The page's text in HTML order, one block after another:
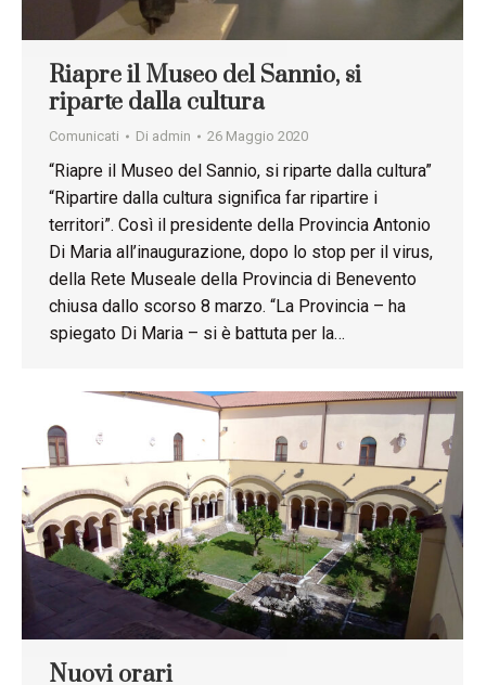
Riapre il Museo del Sannio, si
riparte dalla cultura
Comunicati Di admin 26 Maggio 2020
“Riapre il Museo del Sannio, si riparte dalla cultura”
“Ripartire dalla cultura significa far ripartire i
territori”. Così il presidente della Provincia Antonio
Di Maria all’inaugurazione, dopo lo stop per il virus,
della Rete Museale della Provincia di Benevento
chiusa dallo scorso 8 marzo. “La Provincia – ha
spiegato Di Maria – si è battuta per la…
Nuovi orari